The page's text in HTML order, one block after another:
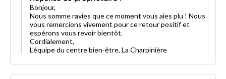
Bonjour,
Nous somme ravies que ce moment vous aies plu ! Nous
vous remercions vivement pour ce retour positif et
espérons vous revoir bientôt.
Cordialement,
L'équipe du centre bien-être, La Charpinière